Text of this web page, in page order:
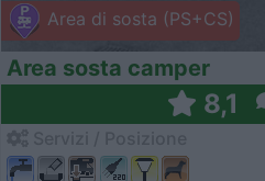
Area di sosta (PS+CS)
Area sosta camper
8,1